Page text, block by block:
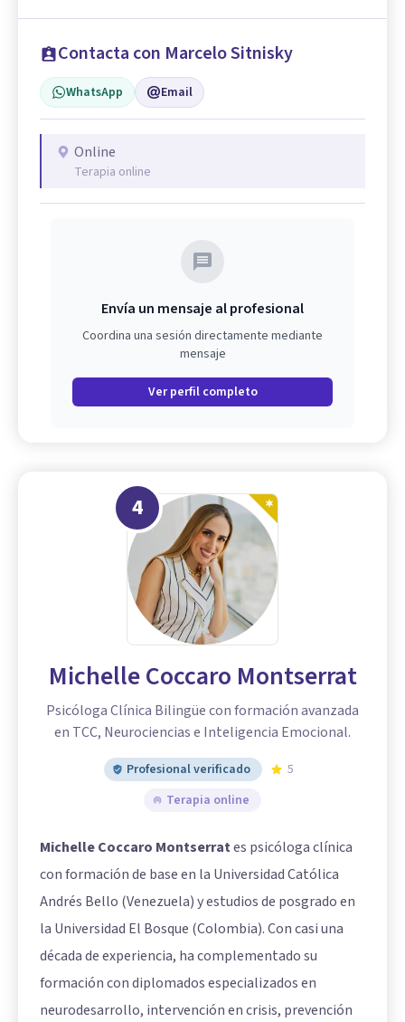
Contacta con Marcelo Sitnisky
WhatsApp Email
Online
Terapia online
Envía un mensaje al profesional
Coordina una sesión directamente mediante
mensaje
Ver perfil completo
4
Michelle Coccaro Montserrat
Psicóloga Clínica Bilingüe con formación avanzada
en TCC, Neurociencias e Inteligencia Emocional.
Profesional verificado
5
Terapia online
Michelle Coccaro Montserrates psicóloga clínica
con formación de base en la Universidad Católica
Andrés Bello (Venezuela) y estudios de posgrado en
la Universidad El Bosque (Colombia). Con casi una
década de experiencia, ha complementado su
formación con diplomados especializados en
neurodesarrollo, intervención en crisis, prevención